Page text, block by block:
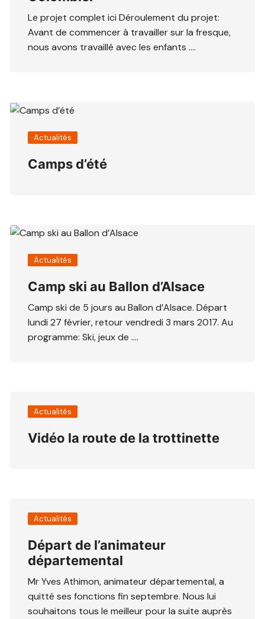
Le projet complet ici Déroulement du projet:
Avant de commencer à travailler sur la fresque,
nous avons travaillé avec les enfants ….
Actualités
Camps d’été
Actualités
Camp ski au Ballon d’Alsace
Camp ski de 5 jours au Ballon d’Alsace. Départ
lundi 27 février, retour vendredi 3 mars 2017. Au
programme: Ski, jeux de ….
Actualités
Vidéo la route de la trottinette
Actualités
Départ de l’animateur
départemental
Mr Yves Athimon, animateur départemental, a
quitté ses fonctions fin septembre. Nous lui
souhaitons tous le meilleur pour la suite auprès